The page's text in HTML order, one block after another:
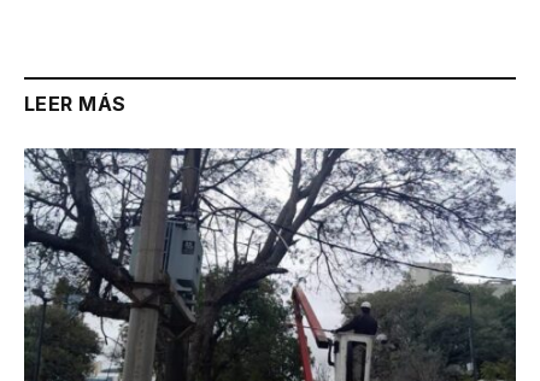
LEER MÁS